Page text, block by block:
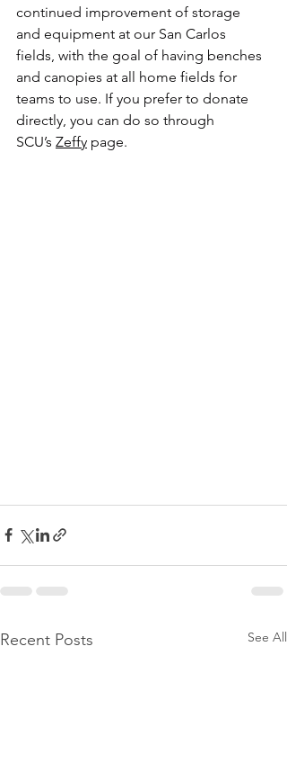
continued improvement of storage
and equipment at our San Carlos
fields, with the goal of having benches
and canopies at all home fields for
teams to use. If you prefer to donate
directly, you can do so through
SCU’s Zeffy page.
Recent Posts See All